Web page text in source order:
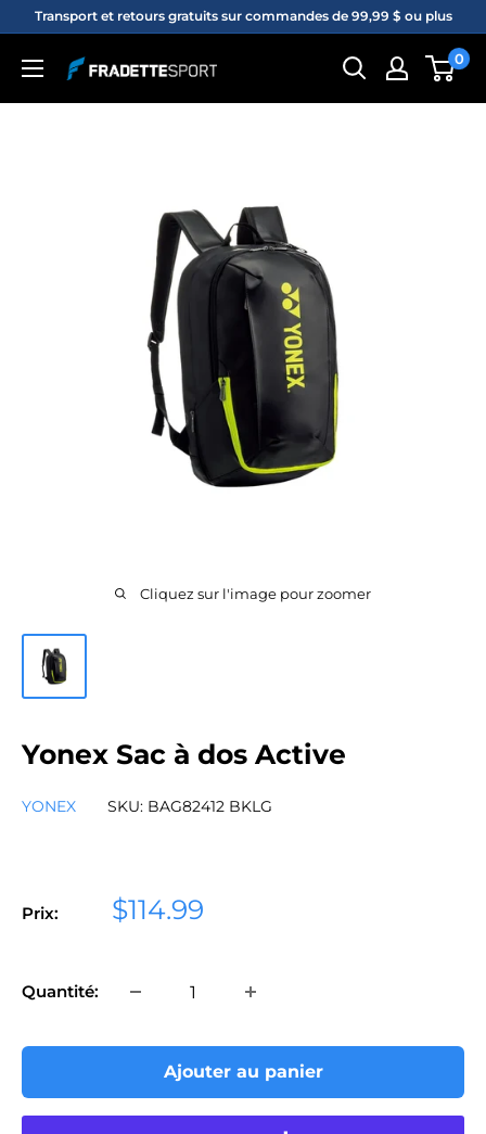
Passer
contenu
Transport et retours gratuits sur commandes de 99,99 $ ou plus
Fradette
sport
0
Cliquez sur l'image pour zoomer
Yonex Sac à dos Active
YONEX SKU: BAG82412 BKLG
Prix:
Prix
$114.99
Quantité:
Ajouter au panier